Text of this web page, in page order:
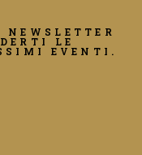
LE
EVENTI.